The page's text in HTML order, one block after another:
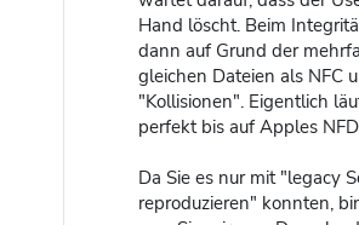
Hand löscht. Beim
dann auf Grund der
gleichen Dateien als NFC
"Kollisionen". Eigentlich
perfekt bis auf Apples
Da Sie es nur mit "legacy
reproduzieren" konnten,